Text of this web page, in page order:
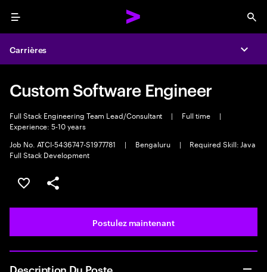
Menu
Carrières
Custom Software Engineer
Full Stack Engineering Team Lead/Consultant | Full time
|
Experience: 5-10 years
Job No. ATCI-5436747-S1977781
| Bengaluru |
Required Skill: Java
Full Stack Development
Sélectionner pour enregistrer l’emploi
PARTAGER
Postulez maintenant
Description Du Poste